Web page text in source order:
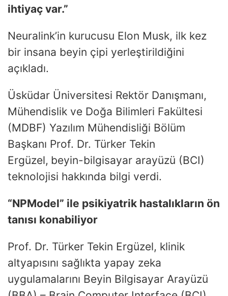
ihtiyaç var.”
Neuralink’in kurucusu Elon Musk, ilk kez
bir insana beyin çipi yerleştirildiğini
açıkladı.
Üsküdar Üniversitesi Rektör Danışmanı,
Mühendislik ve Doğa Bilimleri Fakültesi
(MDBF) Yazılım Mühendisliği Bölüm
Başkanı Prof. Dr. Türker Tekin
Ergüzel, beyin-bilgisayar arayüzü (BCI)
teknolojisi hakkında bilgi verdi.
“NPModel” ile psikiyatrik hastalıkların ön
tanısı konabiliyor
Prof. Dr. Türker Tekin Ergüzel, klinik
altyapısını sağlıkta yapay zeka
uygulamalarını Beyin Bilgisayar Arayüzü